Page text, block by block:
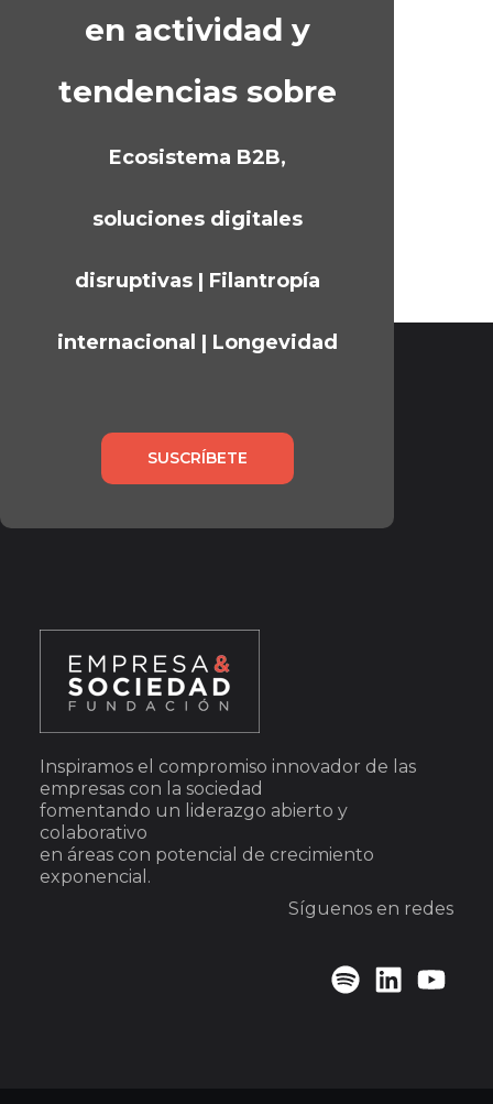
en actividad y
tendencias sobre
Ecosistema B2B,
soluciones digitales
disruptivas | Filantropía
internacional | Longevidad
SUSCRÍBETE
Inspiramos el compromiso innovador de las
empresas con la sociedad
fomentando un liderazgo abierto y
colaborativo
en áreas con potencial de crecimiento
exponencial.
Síguenos en redes